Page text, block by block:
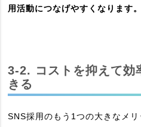
用活動につなげやすくなります。
3-2. コストを抑えて効
きる
SNS採用のもう1つの大きなメ